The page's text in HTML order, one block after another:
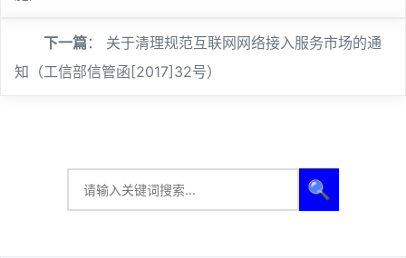
下一篇： 关于清理规范互联网网络接入服务市场的通
知（工信部信管函[2017]32号）
🔍